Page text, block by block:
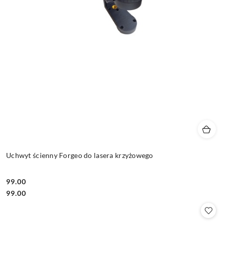
Uchwyt ścienny Forgeo do lasera krzyżowego
Cena:
99.00
Cena:
99.00